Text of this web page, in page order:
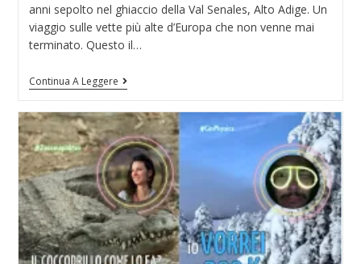
anni sepolto nel ghiaccio della Val Senales, Alto Adige. Un
viaggio sulle vette più alte d’Europa che non venne mai
terminato. Questo il…
Continua A Leggere